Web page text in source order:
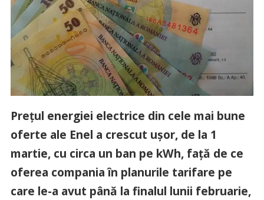
Prețul energiei electrice din cele mai bune
oferte ale Enel a crescut ușor, de la 1
martie, cu circa un ban pe kWh, față de ce
oferea compania în planurile tarifare pe
care le-a avut până la finalul lunii februarie,